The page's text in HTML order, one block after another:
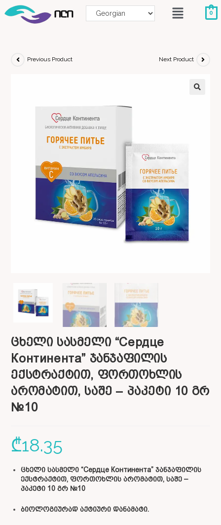
0
Previous Product Next Product
ცხელი სასმელი “Сердце
Континента” ჯანჯაფილის
ექსტრაქტით, ფორთოხლის
არომატით, საშე – პაკეტი 10 გრ
№10
₾18.35
ცხელი სასმელი “Сердце Континента” ჯანჯაფილის
ექსტრაქტით, ფორთოხლის არომატით, საშე –
პაკეტი 10 გრ №10
ბიოლოგიურად აქტიური დანამატი.